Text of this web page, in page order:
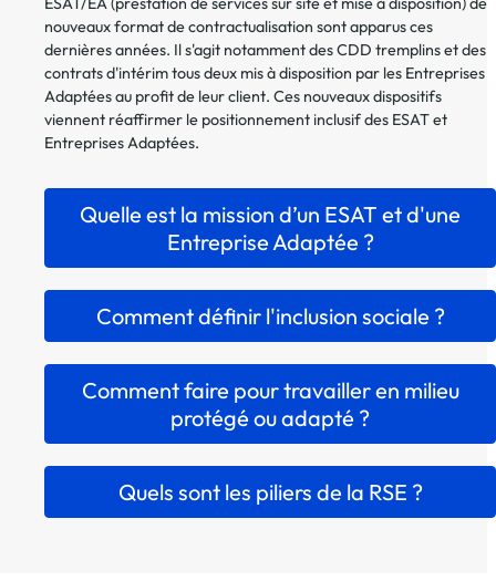
nouveaux format de contractualisation sont apparus ces
dernières années. Il s'agit notamment des CDD tremplins et des
contrats d'intérim tous deux mis à disposition par les Entreprises
Adaptées au profit de leur client. Ces nouveaux dispositifs
viennent réaffirmer le positionnement inclusif des ESAT et
Entreprises Adaptées.
Quelle est la mission d’un ESAT et d'une
Entreprise Adaptée ?
Comment définir l'inclusion sociale ?
Comment faire pour travailler en milieu
protégé ou adapté ?
Quels sont les piliers de la RSE ?